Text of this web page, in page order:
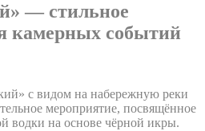
будут использоваться в
для создания профиля
его поведение и
данные рекламы
— стильное
камерных событий
с видом на набережную реки
мероприятие, посвящённое
водки на основе чёрной икры.